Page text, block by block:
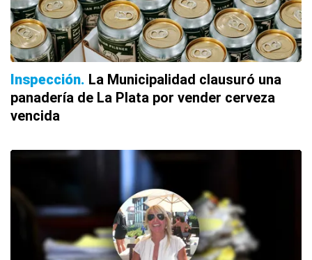
Inspección La Municipalidad clausuró una
panadería de La Plata por vender cerveza
vencida